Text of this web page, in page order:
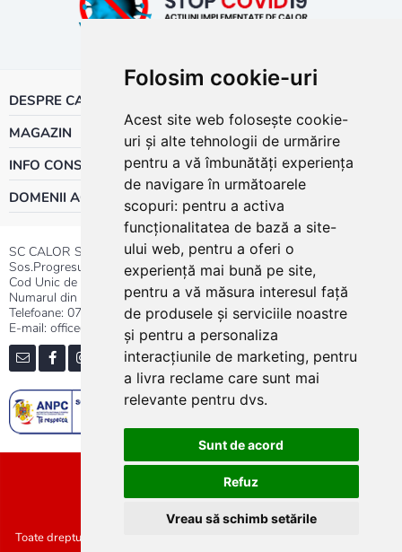
Folosim cookie-uri
Acest site web folosește cookie-
uri și alte tehnologii de urmărire
pentru a vă îmbunătăți experiența
de navigare în următoarele
scopuri: pentru a activa
funcționalitatea de bază a site-
ului web, pentru a oferi o
experiență mai bună pe site,
pentru a vă măsura interesul față
de produsele și serviciile noastre
și pentru a personaliza
interacțiunile de marketing, pentru
a livra reclame care sunt mai
relevante pentru dvs.
Sunt de acord
Refuz
Vreau să schimb setările
DESPRE CALOR
MAGAZIN
INFO CONSUMATOR
DOMENII ACTIVITATE
SC CALOR SRL
Sos.Progresului nr.30-40, Sector 5, Bucuresti
Cod Unic de Inregistrare: RO 3004724
Numarul din Registrul Comertului:J40/13176/1991
Telefoane: 0737.23.44.44|021.411.44.44
E-mail: office@calor.ro
Toate drepturile rezervate SC Calor SRL :: Copyright 2021 :: Realizat de